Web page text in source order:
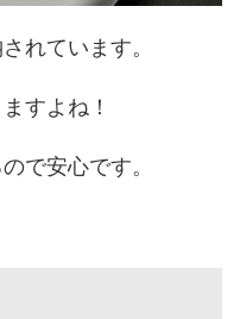
れています。
すよね！
で安心です。